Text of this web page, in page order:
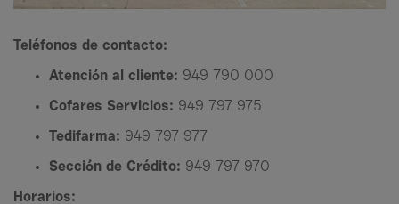
Teléfonos de contacto:
Atención al cliente: 949 790 000
Cofares Servicios: 949 797 975
Tedifarma: 949 797 977
Sección de Crédito: 949 797 970
Horarios: